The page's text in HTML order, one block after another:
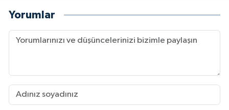
Yorumlar